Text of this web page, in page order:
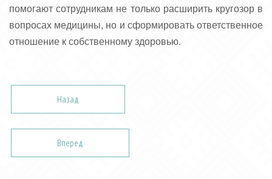
помогают сотрудникам не только расширить кругозор в
вопросах медицины, но и сформировать ответственное
отношение к собственному здоровью.
Назад
Вперед